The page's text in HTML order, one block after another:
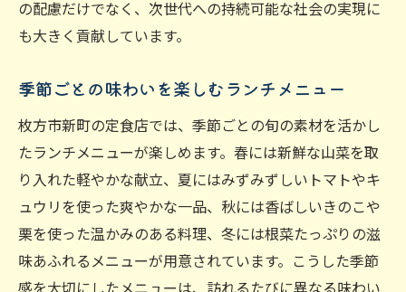
の配慮だけでなく、次世代への持続可能な社会の実現に
も大きく貢献しています。
季節ごとの味わいを楽しむランチメニュー
枚方市新町の定食店では、季節ごとの旬の素材を活かし
たランチメニューが楽しめます。春には新鮮な山菜を取
り入れた軽やかな献立、夏にはみずみずしいトマトやキ
ュウリを使った爽やかな一品、秋には香ばしいきのこや
栗を使った温かみのある料理、冬には根菜たっぷりの滋
味あふれるメニューが用意されています。こうした季節
感を大切にしたメニューは、訪れるたびに異なる味わい